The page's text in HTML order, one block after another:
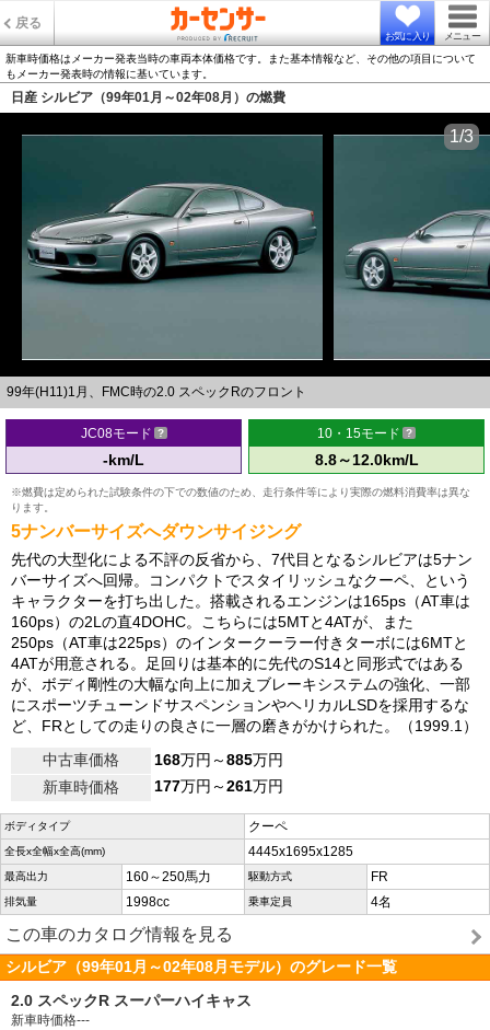
戻る
お気に入り メニュー
新車時価格はメーカー発表当時の車両本体価格です。また基本情報など、その他の項目について
もメーカー発表時の情報に基いています。
日産 シルビア（99年01月～02年08月）の燃費
99年(H11)1月、FMC時の2.0 スペックRのフロント
1/3
JC08モード
-km/L
10・15モード
8.8～12.0km/L
※燃費は定められた試験条件の下での数値のため、走行条件等により実際の燃料消費率は異な
ります。
5ナンバーサイズへダウンサイジング
先代の大型化による不評の反省から、7代目となるシルビアは5ナン
バーサイズへ回帰。コンパクトでスタイリッシュなクーペ、という
キャラクターを打ち出した。搭載されるエンジンは165ps（AT車は
160ps）の2Lの直4DOHC。こちらには5MTと4ATが、また
250ps（AT車は225ps）のインタークーラー付きターボには6MTと
4ATが用意される。足回りは基本的に先代のS14と同形式ではある
が、ボディ剛性の大幅な向上に加えブレーキシステムの強化、一部
にスポーツチューンドサスペンションやヘリカルLSDを採用するな
ど、FRとしての走りの良さに一層の磨きがかけられた。（1999.1）
中古車価格
168万円～885万円
新車時価格
177万円～261万円
ボディタイプ クーペ
全長x全幅x全高(mm) 4445x1695x1285
最高出力 160～250馬力 駆動方式 FR
排気量 1998cc 乗車定員 4名
この車のカタログ情報を見る
シルビア（99年01月～02年08月モデル）のグレード一覧
2.0 スペックR スーパーハイキャス
新車時価格---